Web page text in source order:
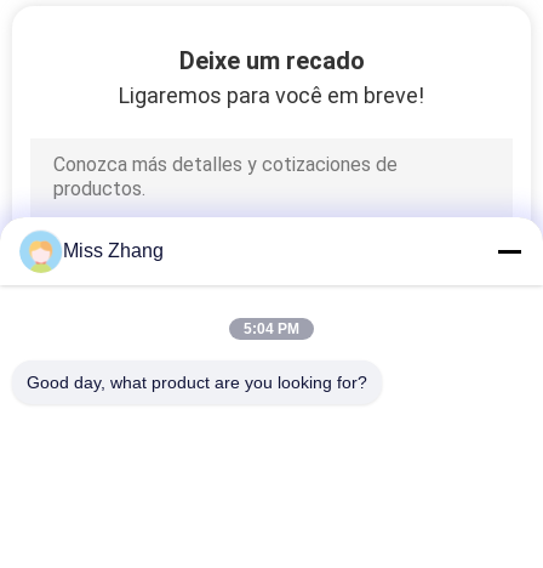
Cilindro hidráulico
pesados
Deixe um recado
Ligaremos para você em breve!
Miss Zhang
5:04 PM
Good day, what product are you looking for?